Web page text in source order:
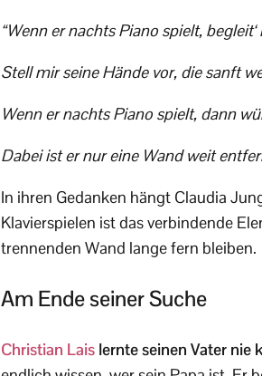
“Wenn er nachts Piano spielt,
Stell mir seine Hände vor, die sanft
Wenn er nachts Piano spielt, dann
Dabei ist er nur eine Wand weit
In ihren Gedanken hängt Claudia
Klavierspielen ist das verbindende
trennenden Wand lange fern bleiben.
Am Ende seiner Suche
Christian Lais lernte seinen Vater nie